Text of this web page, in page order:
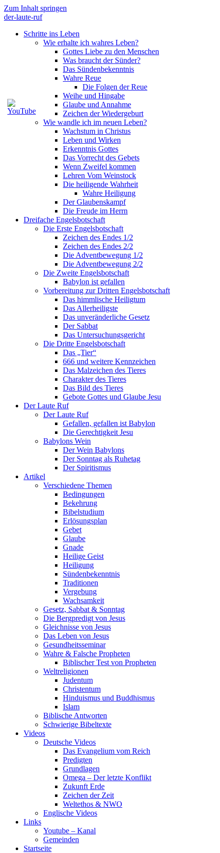
Zum Inhalt springen
der-laute-ruf
Schritte ins Leben
Wie erhalte ich wahres Leben?
Gottes Liebe zu den Menschen
Was braucht der Sünder?
Das Sündenbekenntnis
Wahre Reue
Die Folgen der Reue
Weihe und Hingabe
Glaube und Annahme
Zeichen der Wiedergeburt
Wie wandle ich im neuen Leben?
Wachstum in Christus
Leben und Wirken
Erkenntnis Gottes
Das Vorrecht des Gebets
Wenn Zweifel kommen
Lehren Vom Weinstock
Die heiligende Wahrheit
Wahre Heiligung
Der Glaubenskampf
Die Freude im Herrn
Dreifache Engelsbotschaft
Die Erste Engelsbotschaft
Zeichen des Endes 1/2
Zeichen des Endes 2/2
Die Adventbewegung 1/2
Die Adventbewegung 2/2
Die Zweite Engelsbotschaft
Babylon ist gefallen
Vorbereitung zur Dritten Engelsbotschaft
Das himmlische Heiligtum
Das Allerheiligste
Das unveränderliche Gesetz
Der Sabbat
Das Untersuchungsgericht
Die Dritte Engelsbotschaft
Das „Tier“
666 und weitere Kennzeichen
Das Malzeichen des Tieres
Charakter des Tieres
Das Bild des Tieres
Gebote Gottes und Glaube Jesu
Der Laute Ruf
Der Laute Ruf
Gefallen, gefallen ist Babylon
Die Gerechtigkeit Jesu
Babylons Wein
Der Wein Babylons
Der Sonntag als Ruhetag
Der Spiritismus
Artikel
Verschiedene Themen
Bedingungen
Bekehrung
Bibelstudium
Erlösungsplan
Gebet
Glaube
Gnade
Heilige Geist
Heiligung
Sündenbekenntnis
Traditionen
Vergebung
Wachsamkeit
Gesetz, Sabbat & Sonntag
Die Bergpredigt von Jesus
Gleichnisse von Jesus
Das Leben von Jesus
Gesundheitsseminar
Wahre & Falsche Propheten
Biblischer Test von Propheten
Weltreligionen
Judentum
Christentum
Hinduismus und Buddhismus
Islam
Biblische Antworten
Schwierige Bibeltexte
Videos
Deutsche Videos
Das Evangelium vom Reich
Predigten
Grundlagen
Omega – Der letzte Konflikt
Zukunft Erde
Zeichen der Zeit
Weltethos & NWO
Englische Videos
Links
Youtube – Kanal
Gemeinden
Startseite